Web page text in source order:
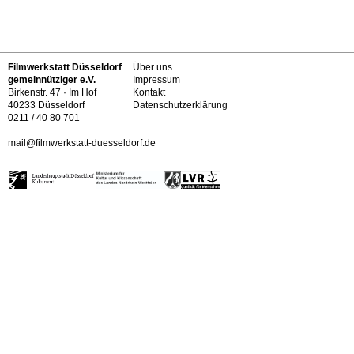
Filmwerkstatt Düsseldorf
gemeinnütziger e.V.
Birkenstr. 47 · Im Hof
40233 Düsseldorf
0211 / 40 80 701
mail@filmwerkstatt-duesseldorf.de
Über uns
Impressum
Kontakt
Datenschutzerklärung